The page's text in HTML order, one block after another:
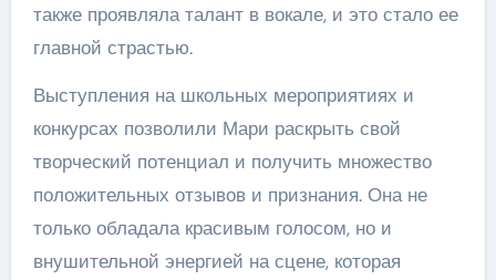
также проявляла талант в вокале, и это стало ее
главной страстью.
Выступления на школьных мероприятиях и
конкурсах позволили Мари раскрыть свой
творческий потенциал и получить множество
положительных отзывов и признания. Она не
только обладала красивым голосом, но и
внушительной энергией на сцене, которая